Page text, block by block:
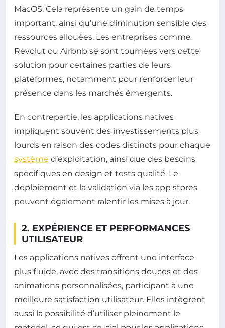
MacOS. Cela représente un gain de temps
important, ainsi qu’une diminution sensible des
ressources allouées. Les entreprises comme
Revolut ou Airbnb se sont tournées vers cette
solution pour certaines parties de leurs
plateformes, notamment pour renforcer leur
présence dans les marchés émergents.
En contrepartie, les applications natives
impliquent souvent des investissements plus
lourds en raison des codes distincts pour chaque
système d’exploitation, ainsi que des besoins
spécifiques en design et tests qualité. Le
déploiement et la validation via les app stores
peuvent également ralentir les mises à jour.
2. EXPÉRIENCE ET PERFORMANCES
UTILISATEUR
Les applications natives offrent une interface
plus fluide, avec des transitions douces et des
animations personnalisées, participant à une
meilleure satisfaction utilisateur. Elles intègrent
aussi la possibilité d’utiliser pleinement le